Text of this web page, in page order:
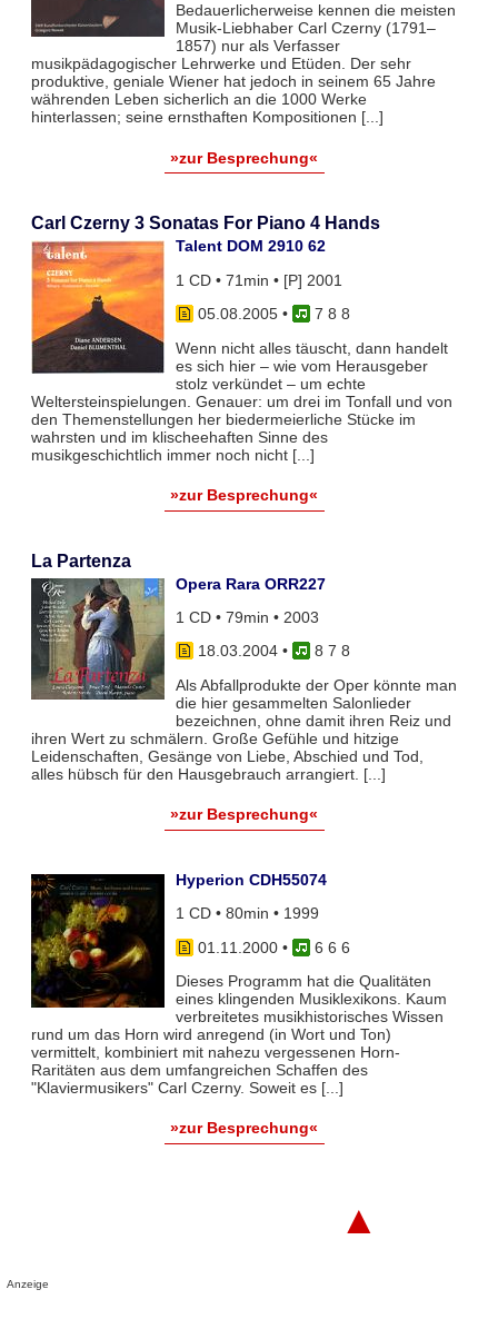
Bedauerlicherweise kennen die meisten
Musik-Liebhaber Carl Czerny (1791–
1857) nur als Verfasser
musikpädagogischer Lehrwerke und Etüden. Der sehr
produktive, geniale Wiener hat jedoch in seinem 65 Jahre
währenden Leben sicherlich an die 1000 Werke
hinterlassen; seine ernsthaften Kompositionen [...]
»zur Besprechung«
Carl Czerny 3 Sonatas For Piano 4 Hands
Talent DOM 2910 62
1 CD • 71min • [P] 2001
05.08.2005•
7 8 8
Wenn nicht alles täuscht, dann handelt
es sich hier – wie vom Herausgeber
stolz verkündet – um echte
Weltersteinspielungen. Genauer: um drei im Tonfall und von
den Themenstellungen her biedermeierliche Stücke im
wahrsten und im klischeehaften Sinne des
musikgeschichtlich immer noch nicht [...]
»zur Besprechung«
La Partenza
Opera Rara ORR227
1 CD • 79min • 2003
18.03.2004•
8 7 8
Als Abfallprodukte der Oper könnte man
die hier gesammelten Salonlieder
bezeichnen, ohne damit ihren Reiz und
ihren Wert zu schmälern. Große Gefühle und hitzige
Leidenschaften, Gesänge von Liebe, Abschied und Tod,
alles hübsch für den Hausgebrauch arrangiert. [...]
»zur Besprechung«
Hyperion CDH55074
1 CD • 80min • 1999
01.11.2000•
6 6 6
Dieses Programm hat die Qualitäten
eines klingenden Musiklexikons. Kaum
verbreitetes musikhistorisches Wissen
rund um das Horn wird anregend (in Wort und Ton)
vermittelt, kombiniert mit nahezu vergessenen Horn-
Raritäten aus dem umfangreichen Schaffen des
"Klaviermusikers" Carl Czerny. Soweit es [...]
»zur Besprechung«
▲
Anzeige